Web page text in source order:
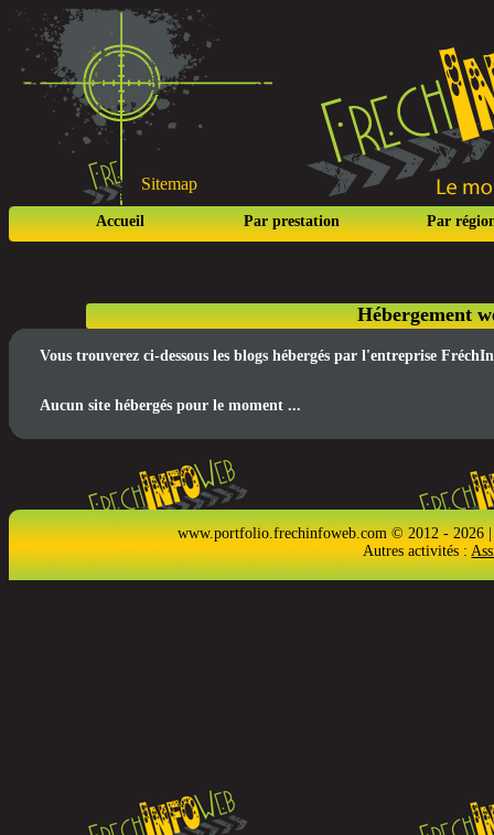
Sitemap
Accueil Par prestation Par
Hébergement
Vous trouverez ci-dessous les blogs hébergés par l'entreprise
Aucun site hébergés pour le moment ...
www.portfolio.frechinfoweb.com © 2012 - 2026
Autres activités :